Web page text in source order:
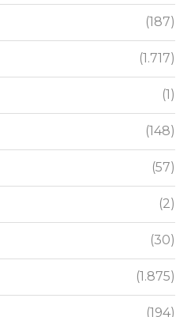
(187)
(1.717)
(1)
(148)
(57)
(2)
(30)
(1.875)
(194)